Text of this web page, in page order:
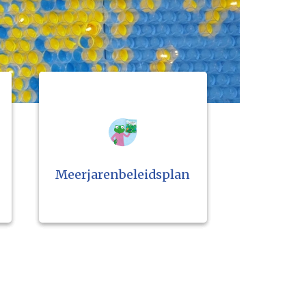
Meerjarenbeleidsplan